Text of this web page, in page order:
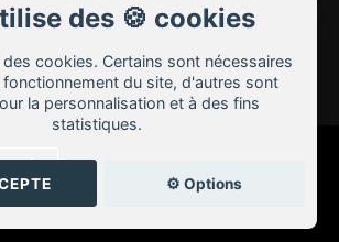
des 🍪 cookies
des cookies. Certains sont nécessaires
fonctionnement du site, d'autres sont
la personnalisation et à des fins
statistiques.
⚙️ Options